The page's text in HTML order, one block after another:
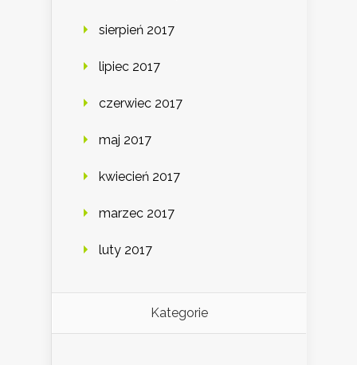
sierpień 2017
lipiec 2017
czerwiec 2017
maj 2017
kwiecień 2017
marzec 2017
luty 2017
Kategorie